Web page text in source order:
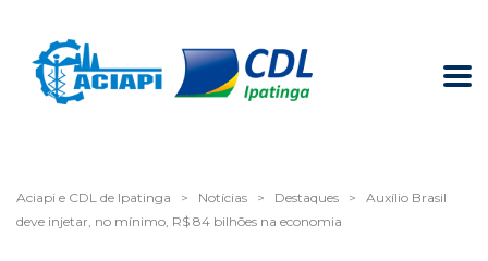
Aciapi e CDL de Ipatinga > Notícias > Destaques >
Auxílio Brasil
deve injetar, no mínimo, R$ 84 bilhões na economia